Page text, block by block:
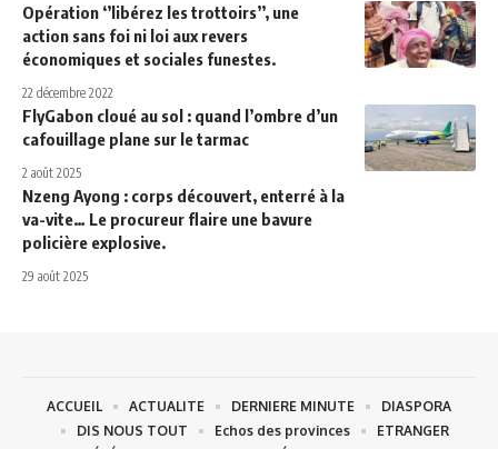
Opération ‘’libérez les trottoirs’’, une
action sans foi ni loi aux revers
économiques et sociales funestes.
22 décembre 2022
FlyGabon cloué au sol : quand l’ombre d’un
cafouillage plane sur le tarmac
2 août 2025
Nzeng Ayong : corps découvert, enterré à la
va-vite… Le procureur flaire une bavure
policière explosive.
29 août 2025
ACCUEIL ACTUALITE DERNIERE MINUTE
DIASPORA
DIS NOUS TOUT
Echos des provinces
ETRANGER